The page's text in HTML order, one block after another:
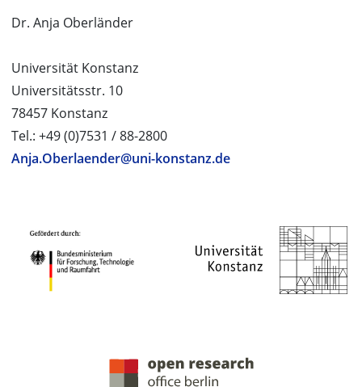
Dr. Anja Oberländer
Universität Konstanz
Universitätsstr. 10
78457 Konstanz
Tel.: +49 (0)7531 / 88-2800
Anja.Oberlaender@uni-konstanz.de